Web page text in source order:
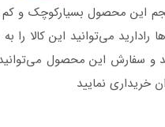
این محصول بسیارکوچک و کم
رادارید می‌توانید این کالا
و سفارش این محصول
خریداری نمایید